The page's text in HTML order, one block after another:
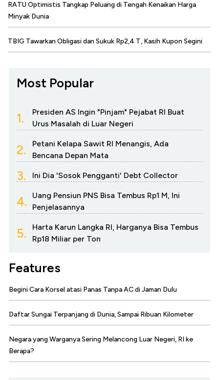
RATU Optimistis Tangkap Peluang di Tengah Kenaikan Harga
Minyak Dunia
TBIG Tawarkan Obligasi dan Sukuk Rp2,4 T, Kasih Kupon Segini
Most Popular
1.
Presiden AS Ingin "Pinjam" Pejabat RI Buat
Urus Masalah di Luar Negeri
2.
Petani Kelapa Sawit RI Menangis, Ada
Bencana Depan Mata
3. Ini Dia 'Sosok Pengganti' Debt Collector
4.
Uang Pensiun PNS Bisa Tembus Rp1 M, Ini
Penjelasannya
5.
Harta Karun Langka RI, Harganya Bisa Tembus
Rp18 Miliar per Ton
Features
Begini Cara Korsel atasi Panas Tanpa AC di Jaman Dulu
Daftar Sungai Terpanjang di Dunia, Sampai Ribuan Kilometer
Negara yang Warganya Sering Melancong Luar Negeri, RI ke
Berapa?